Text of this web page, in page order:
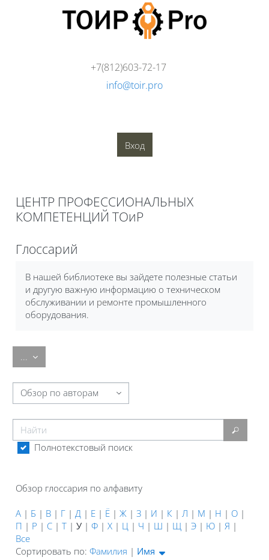
Перейти к основному содержанию
+7(812)603-72-17
info@toir.pro
Вход
ЦЕНТР ПРОФЕССИОНАЛЬНЫХ
КОМПЕТЕНЦИЙ ТОиР
Глоссарий
В нашей библиотеке вы зайдете полезные статьи
и другую важную информацию о техническом
обслуживании и ремонте промышленного
оборудования.
Экспорт записей
Обзор глоссария по алфавиту
Найти
Найти
Полнотекстовый поиск
Обзор глоссария по алфавиту
А | Б | В | Г | Д | Е | Ё | Ж | З | И | К | Л | М | Н | О |
П | Р | С | Т | У | Ф | Х | Ц | Ч | Ш | Щ | Э | Ю | Я |
Все
Отсортированы Имя (возрастание)
Сортировать по: Фамилия | Имя